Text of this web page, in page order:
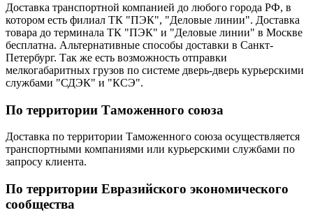
Доставка транспортной компанией до любого города РФ, в
котором есть филиал ТК "ПЭК", "Деловые линии". Доставка
товара до терминала ТК "ПЭК" и "Деловые линии" в Москве
бесплатна. Альтернативные способы доставки в Санкт-
Петербург. Так же есть возможность отправки
мелкогабаритных грузов по системе дверь-дверь курьерскими
службами "СДЭК" и "КСЭ".
По территории Таможенного союза
Доставка по территории Таможенного союза осуществляется
транспортными компаниями или курьерскими службами по
запросу клиента.
По территории Евразийского экономического
сообщества